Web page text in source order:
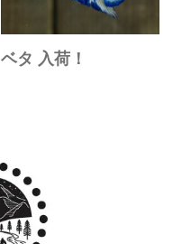
ベタ 入荷！